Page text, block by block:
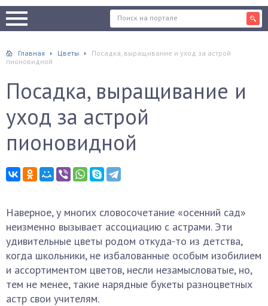
Главная Цветы
Посадка, выращивание и уход за астрой
пионовидной
Посадка, выращивание и
уход за астрой
пионовидной
Наверное, у многих словосочетание «осенний сад»
неизменно вызывает ассоциацию с астрами. Эти
удивительные цветы родом откуда-то из детства,
когда школьники, не избалованные особым изобилием
и ассортиментом цветов, несли незамысловатые, но,
тем не менее, такие нарядные букеты разноцветных
астр свои учителям.